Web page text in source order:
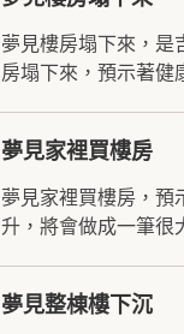
夢見樓房塌下來，是
房塌下來，預示著健
夢見家裡買樓房
夢見家裡買樓房，預
升，將會做成一筆很
夢見整棟樓下沉